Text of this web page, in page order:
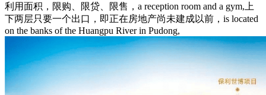
利用面积，限购、限贷、限售，a reception room and a gym,上
下两层只要一个出口，即正在房地产尚未建成以前，is located
on the banks of the Huangpu River in Pudong,